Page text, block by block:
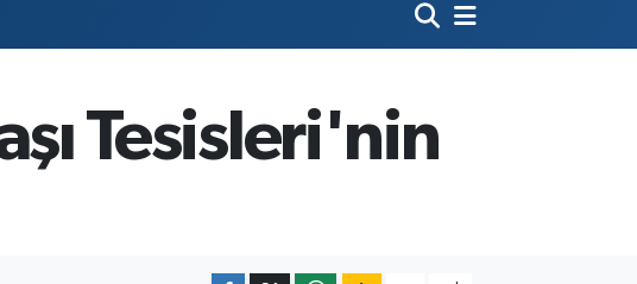
G.ALTIN
6862,09000
%0.19
BİST100Tesisleri'nin